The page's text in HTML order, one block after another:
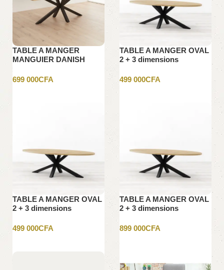
TABLE A MANGER
MANGUIER DANISH
699 000CFA
TABLE A MANGER OVAL
2 + 3 dimensions
499 000CFA
TABLE A MANGER OVAL
2 + 3 dimensions
499 000CFA
TABLE A MANGER OVAL
2 + 3 dimensions
899 000CFA